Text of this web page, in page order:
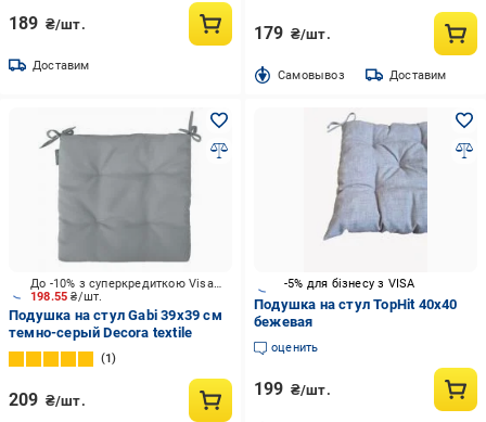
189 ₴/шт.
Доставим
179 ₴/шт.
Cамовывоз Доставим
198.55₴/шт.
До -10% з суперкредиткою Visa Вигода
Подушка на стул Gabi 39х39 см
темно-серый Decora textile
1
209 ₴/шт.
-5% для бізнесу з VISA
Подушка на стул TopHit 40х40
бежевая
оценить
199 ₴/шт.